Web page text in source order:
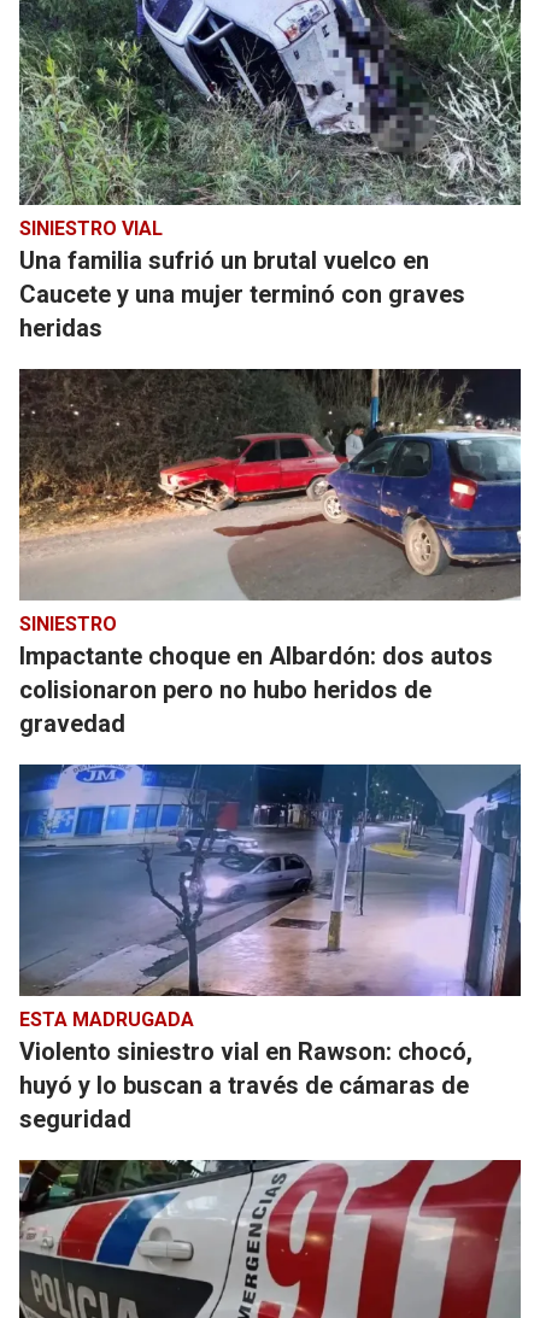
SINIESTRO VIAL
Una familia sufrió un brutal vuelco en
Caucete y una mujer terminó con graves
heridas
SINIESTRO
Impactante choque en Albardón: dos autos
colisionaron pero no hubo heridos de
gravedad
ESTA MADRUGADA
Violento siniestro vial en Rawson: chocó,
huyó y lo buscan a través de cámaras de
seguridad